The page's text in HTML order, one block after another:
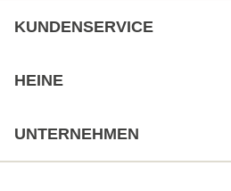
KUNDENSERVICE
HEINE
UNTERNEHMEN